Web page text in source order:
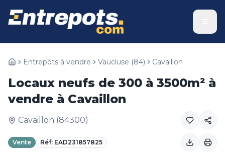
Entrepôts à vendre Vaucluse (84) Cavaillon
Locaux neufs de 300 à 3500m² à
vendre à Cavaillon
Cavaillon (84300)
Vente Réf: EAD231857825